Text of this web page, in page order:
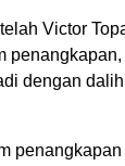
Victor
dengan